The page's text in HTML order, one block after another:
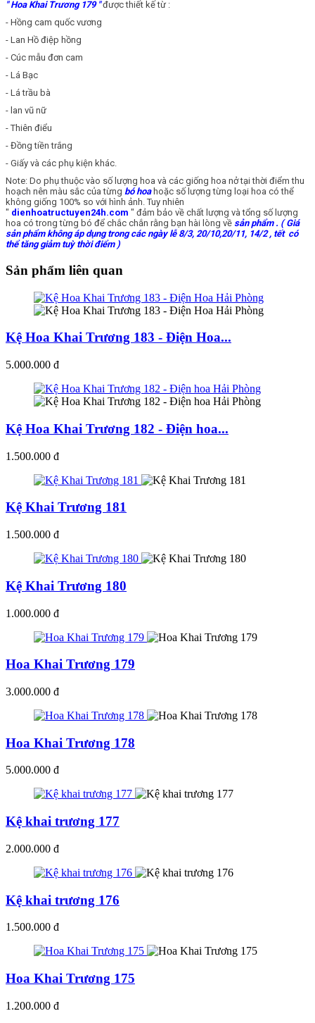
" Hoa Khai Trương 179 "được thiết kế từ :
- Hồng cam quốc vương
- Lan Hồ điệp hồng
- Cúc mẫu đơn cam
- Lá Bạc
- Lá trầu bà
- lan vũ nữ
- Thiên điểu
- Đồng tiền trắng
- Giấy và các phụ kiện khác.
Note: Do phụ thuộc vào số lượng hoa và các giống hoa nở tại thời điểm thu
hoạch nên màu sắc của từng bó hoahoặc số lượng từng loại hoa có thể
không giống 100% so với hình ảnh. Tuy nhiên
" dienhoatructuyen24h.com " đảm bảo về chất lượng và tổng số lượng
hoa có trong từng bó để chắc chắn rằng bạn hài lòng về sản phẩm. ( Giá
sản phẩm không áp dụng trong các ngày lễ 8/3, 20/10,20/11, 14/2 , tết có
thể tăng giảm tuỳ thời điểm )
Sản phẩm liên quan
Kệ Hoa Khai Trương 183 - Điện Hoa...
5.000.000 đ
Kệ Hoa Khai Trương 182 - Điện hoa...
1.500.000 đ
Kệ Khai Trương 181
1.500.000 đ
Kệ Khai Trương 180
1.000.000 đ
Hoa Khai Trương 179
3.000.000 đ
Hoa Khai Trương 178
5.000.000 đ
Kệ khai trương 177
2.000.000 đ
Kệ khai trương 176
1.500.000 đ
Hoa Khai Trương 175
1.200.000 đ